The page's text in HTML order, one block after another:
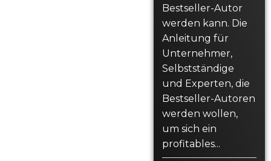
Bestseller-Autor
werden kann. Die
Anleitung für
Unternehmer,
Selbstständige
und Experten, die
Bestseller-Autoren
werden wollen,
um sich ein
profitables...